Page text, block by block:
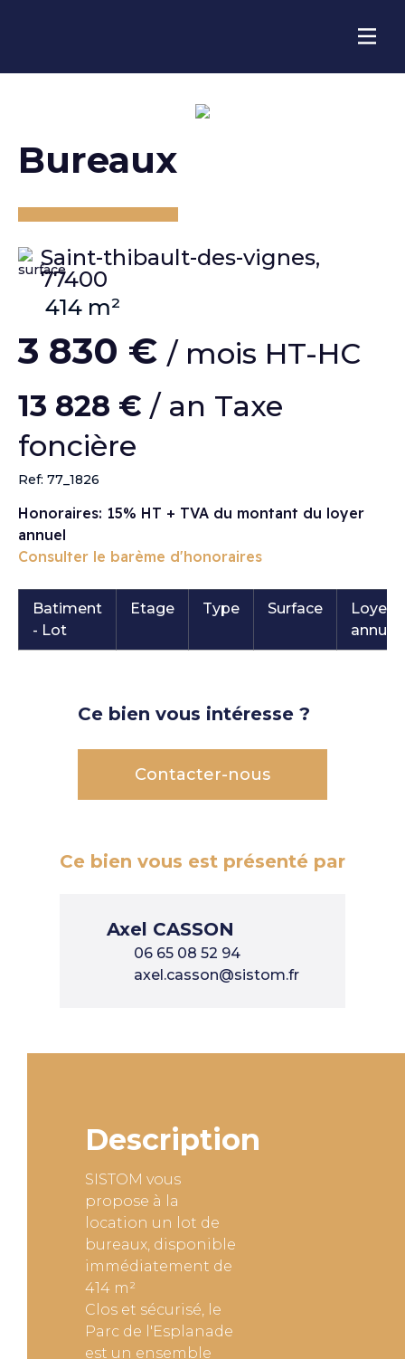
bureaux
Saint-thibault-des-vignes,
77400
414 m²
3 830 € / mois HT-HC
13 828 € / an Taxe
foncière
Ref: 77_1826
Honoraires: 15% HT + TVA du montant du loyer
annuel
Consulter le barème d'honoraires
Batiment
- Lot
Etage Type Surface
Loyer
annuel
Ce bien vous intéresse ?
Contacter-nous
Ce bien vous est présenté par
Axel CASSON
06 65 08 52 94
axel.casson@sistom.fr
Description
SISTOM vous
propose à la
location un lot de
bureaux, disponible
immédiatement de
414 m²
Clos et sécurisé, le
Parc de l'Esplanade
est un ensemble